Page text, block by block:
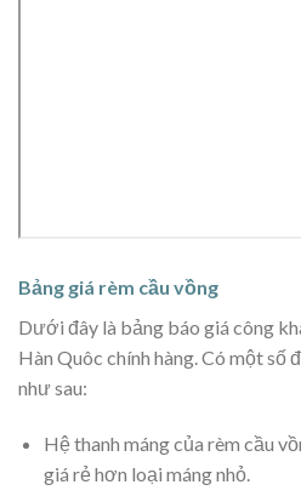
Bảng giá rèm cầu vồng
Dưới đây là bảng báo giá công
Hàn Quôc chính hàng. Có một số
như sau:
Hệ thanh máng của rèm cầu
giá rẻ hơn loại máng nhỏ.